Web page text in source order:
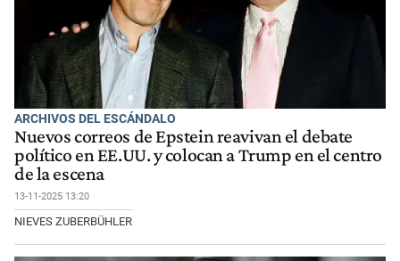
ARCHIVOS DEL ESCÁNDALO
Nuevos correos de Epstein reavivan el debate
político en EE.UU. y colocan a Trump en el centro
de la escena
13-11-2025 13:20
NIEVES ZUBERBÜHLER